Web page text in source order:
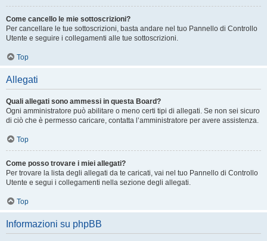
Come cancello le mie sottoscrizioni?
Per cancellare le tue sottoscrizioni, basta andare nel tuo Pannello di Controllo
Utente e seguire i collegamenti alle tue sottoscrizioni.
Top
Allegati
Quali allegati sono ammessi in questa Board?
Ogni amministratore può abilitare o meno certi tipi di allegati. Se non sei sicuro
di ciò che è permesso caricare, contatta l’amministratore per avere assistenza.
Top
Come posso trovare i miei allegati?
Per trovare la lista degli allegati da te caricati, vai nel tuo Pannello di Controllo
Utente e segui i collegamenti nella sezione degli allegati.
Top
Informazioni su phpBB